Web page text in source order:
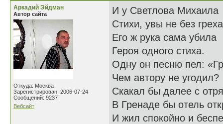
Аркадий Эйдман
Автор сайта
Откуда: Москва
Зарегистрирован: 2006-07-24
Сообщений: 9237
Вебсайт
И у Светлова Михаила
Стихи, увы не без
Его ж рука сама убила
Героя одного стиха.
Одну он песню пел:
Чем автору не угодил?
Скакал бы далее с
В Гренаде бы отель
И жил спокойно и